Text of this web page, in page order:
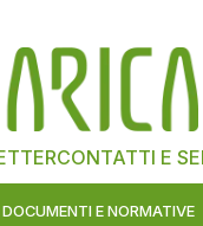
CONTATTI E
DOCUMENTI E NORMATIVE